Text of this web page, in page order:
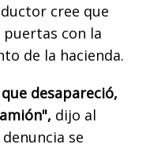
cree que
con la
de la hacienda.
desapareció,
dijo al
se